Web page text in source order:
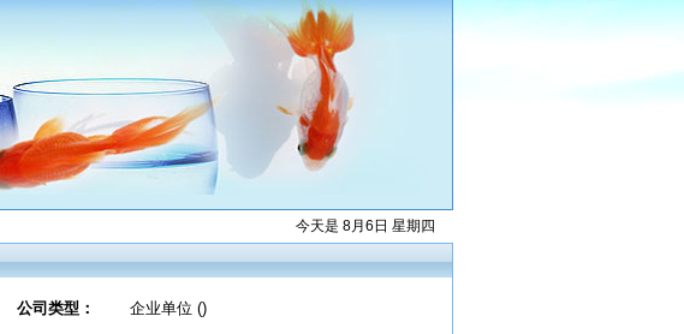
今天是 8月6日 星期四
公司类型：
企业单位 ()